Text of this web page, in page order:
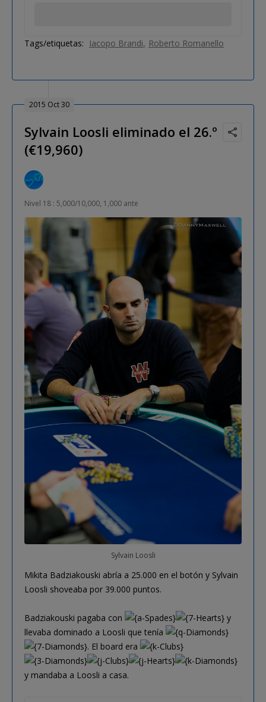
Tags/etiquetas: Iacopo Brandi Roberto Romanello
2015 Oct 30
Sylvain Loosli eliminado el 26.º
(€19,960)
Nivel 18 : 5,000/10,000, 1,000 ante
Sylvain Loosli
Mikita Badziakouski abría a 25.000 en el botón y Sylvain
Loosli shoveaba por 39.000 puntos.
Badziakouski pagaba con
y
llevaba dominado a Loosli que tenía
. El board era
y mandaba a Loosli a casa.